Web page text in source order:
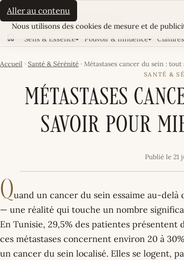
Aller au contenu
La Sultane
LE MAGAZINE FÉMININ TUNISIEN
AccueilSens & Essence Pouvoir & Influence
Accueil · Santé & Sérénité · Métastases cancer du sein :
SANTÉ &
Métastases
savoir pour
Publié le 21
Quand un cancer du sein essaime au-
— une réalité qui touche un nombre
En Tunisie, 29,5% des patientes présentent
ces métastases concernent environ 20 à
un cancer du sein localisé. Elles se logent,
Cookies
Nous utilisons des cookies de mesure et de